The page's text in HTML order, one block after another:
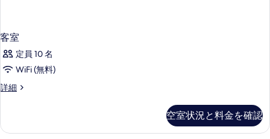
客室
定員 10 名
WiFi (無料)
詳細
客
細
空室状況と料金を確認